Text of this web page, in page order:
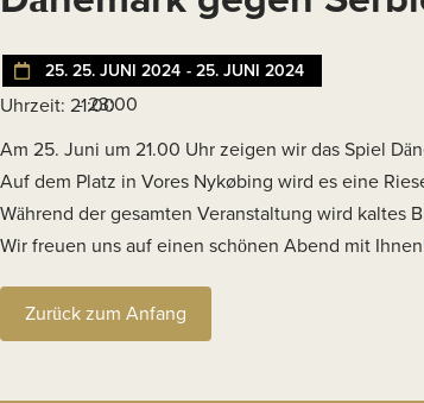
25. 25. JUNI 2024 - 25. JUNI 2024
Uhrzeit: 21:00
- 23:00
Am 25. Juni um 21.00 Uhr zeigen wir das Spiel
Auf dem Platz in Vores Nykøbing wird es eine
Während der gesamten Veranstaltung wird kaltes
Wir freuen uns auf einen schönen Abend mit
Zurück zum Anfang